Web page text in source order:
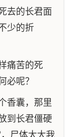
去的长君面
少的折
痛苦的死
必呢？
香囊，那里
到长君僵硬
尸体太大我